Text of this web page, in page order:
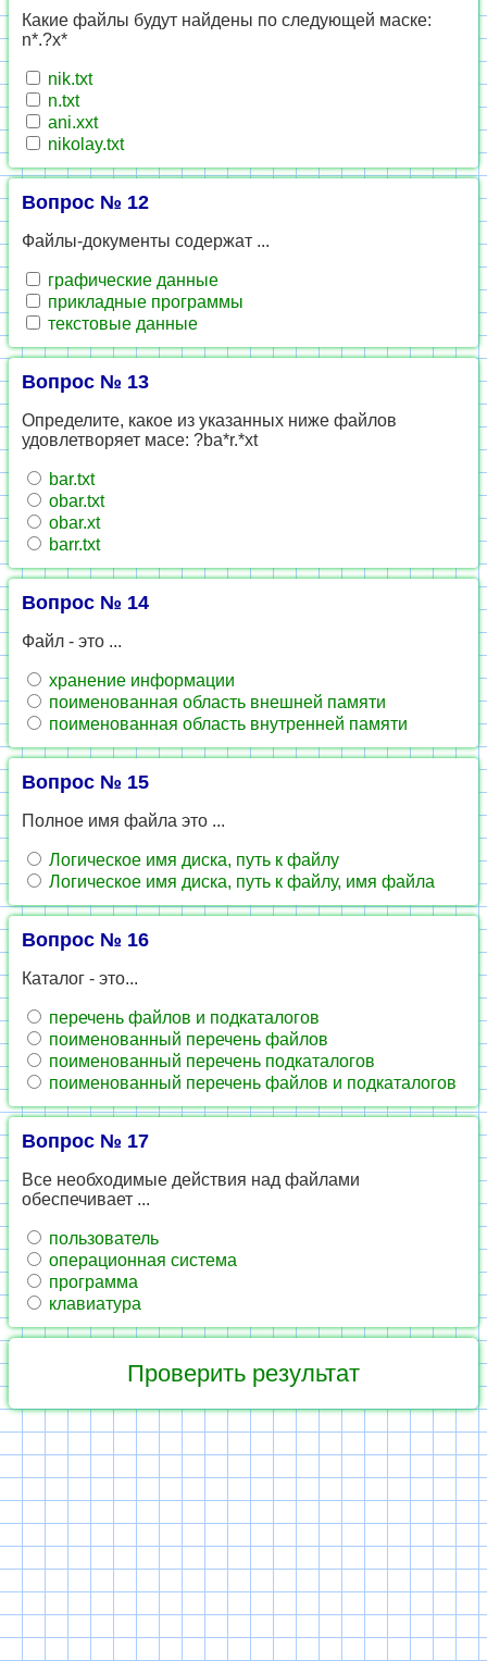
Какие файлы будут найдены по следующей маске:
n*.?x*
nik.txt
n.txt
ani.xxt
nikolay.txt
Вопрос № 12
Файлы-документы содержат ...
графические данные
прикладные программы
текстовые данные
Вопрос № 13
Определите, какое из указанных ниже файлов
удовлетворяет масе: ?ba*r.*xt
bar.txt
obar.txt
obar.xt
barr.txt
Вопрос № 14
Файл - это ...
хранение информации
поименованная область внешней памяти
поименованная область внутренней памяти
Вопрос № 15
Полное имя файла это ...
Логическое имя диска, путь к файлу
Логическое имя диска, путь к файлу, имя файла
Вопрос № 16
Каталог - это...
перечень файлов и подкаталогов
поименованный перечень файлов
поименованный перечень подкаталогов
поименованный перечень файлов и подкаталогов
Вопрос № 17
Все необходимые действия над файлами
обеспечивает ...
пользователь
операционная система
программа
клавиатура